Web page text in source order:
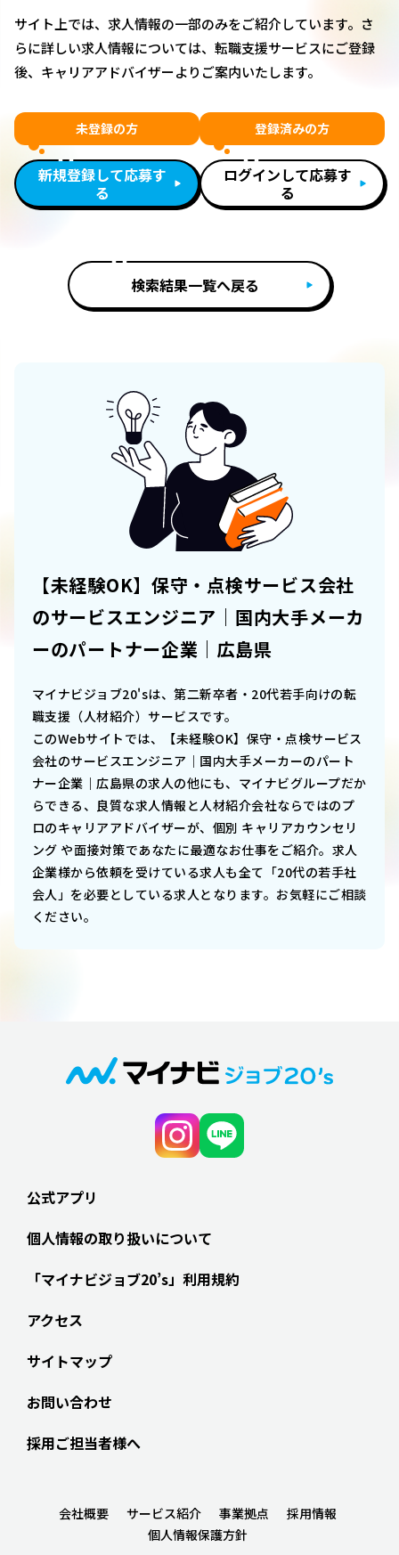
サイト上では、求人情報の一部のみをご紹介しています。さ
らに詳しい求人情報については、転職支援サービスにご登録
後、キャリアアドバイザーよりご案内いたします。
未登録の方
新規登録して応募す
る
登録済みの方
ログインして応募す
る
検索結果一覧へ戻る
【未経験OK】保守・点検サービス会社
のサービスエンジニア｜国内大手メーカ
ーのパートナー企業｜広島県
マイナビジョブ20'sは、第二新卒者・20代若手向けの転
職支援（人材紹介）サービスです。
このWebサイトでは、
【未経験OK】保守・点検サービス
会社のサービスエンジニア｜国内大手メーカーのパート
ナー企業｜広島県の求人の他にも、マイナビグループだか
らできる、良質な求人情報と人材紹介会社ならではのプ
ロのキャリアアドバイザーが、個別 キャリアカウンセリ
ング や面接対策であなたに最適なお仕事をご紹介。求人
企業様から依頼を受けている求人も全て「20代の若手社
会人」を必要としている求人となります。お気軽にご相談
ください。
公式アプリ
個人情報の取り扱いについて
「マイナビジョブ20’s」利用規約
アクセス
サイトマップ
お問い合わせ
採用ご担当者様へ
会社概要 サービス紹介 事業拠点
採用情報
個人情報保護方針